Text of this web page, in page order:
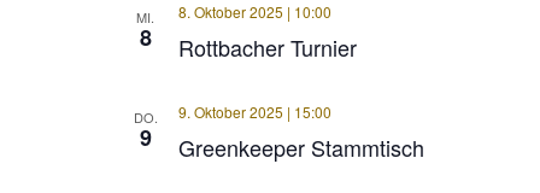
MI.
8 Rottbacher Turnier
8. Oktober 2025 | 10:00
DO.
9 Greenkeeper Stammtisch
9. Oktober 2025 | 15:00